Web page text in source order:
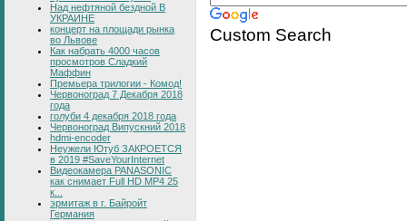
Над нефтяной бездной В
УКРАИНЕ
концерт на площади рынка
во Львове
Как набрать 4000 часов
просмотров Сладкий
Маффин
Премьера трилогии - Комод!
Червоноград 7 Декабря 2018
года
голуби 4 декабря 2018 года
Червоноград Випускний 2018
hdmi-encoder
Неужели Ютуб ЗАКРОЕТСЯ
в 2019 #SaveYourInternet
Видеокамера PANASONIC
как снимает Full HD MP4 25
к...
эрмитаж в г. Байройт
Германия
Custom Search